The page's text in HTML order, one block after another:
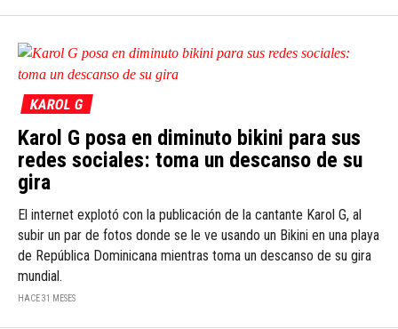
KAROL G
Karol G posa en diminuto bikini para sus
redes sociales: toma un descanso de su
gira
El internet explotó con la publicación de la cantante Karol G, al
subir un par de fotos donde se le ve usando un Bikini en una playa
de República Dominicana mientras toma un descanso de su gira
mundial.
HACE 31 MESES